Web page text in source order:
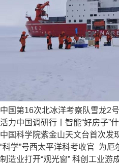
中国第16次北冰洋考察队雪龙2
活力中国调研行丨智能“好房子”
中国科学院紫金山天文台首次发
“科学”号西太平洋科考收官  为
制造业打开“观光窗” 科创工业游